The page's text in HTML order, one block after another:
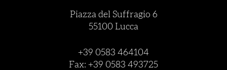
Piazza del Suffragio 6
55100 Lucca
+39 0583 464104
Fax: +39 0583 493725